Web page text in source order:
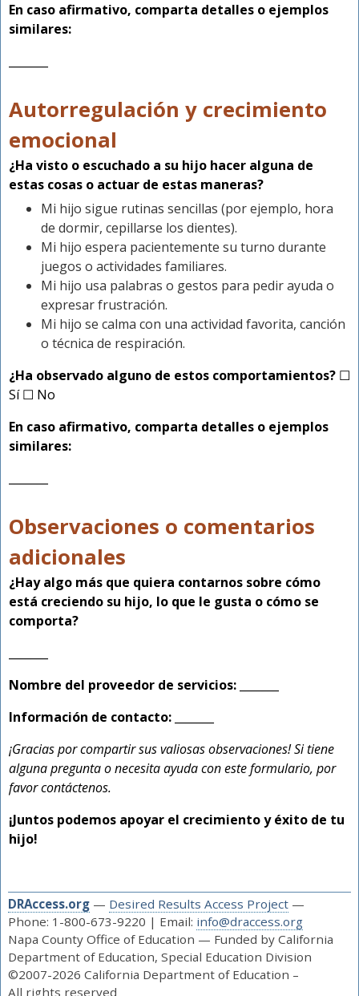
En caso afirmativo, comparta detalles o ejemplos
similares:
Autorregulación y crecimiento
emocional
¿Ha visto o escuchado a su hijo hacer alguna de
estas cosas o actuar de estas maneras?
Mi hijo sigue rutinas sencillas (por ejemplo, hora
de dormir, cepillarse los dientes).
Mi hijo espera pacientemente su turno durante
juegos o actividades familiares.
Mi hijo usa palabras o gestos para pedir ayuda o
expresar frustración.
Mi hijo se calma con una actividad favorita, canción
o técnica de respiración.
¿Ha observado alguno de estos comportamientos? ☐
Sí ☐ No
En caso afirmativo, comparta detalles o ejemplos
similares:
Observaciones o comentarios
adicionales
¿Hay algo más que quiera contarnos sobre cómo
está creciendo su hijo, lo que le gusta o cómo se
comporta?
Nombre del proveedor de servicios:
Información de contacto:
¡Gracias por compartir sus valiosas observaciones! Si tiene
alguna pregunta o necesita ayuda con este formulario, por
favor contáctenos.
¡Juntos podemos apoyar el crecimiento y éxito de tu
hijo!
DRAccess.org— Desired Results Access Project—
Phone: 1-800-673-9220 | Email: info@draccess.org
Napa County Office of Education — Funded by California
Department of Education, Special Education Division
©2007-2026 California Department of Education –
All rights reserved